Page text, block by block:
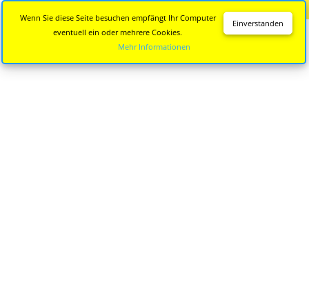
Einverstanden
Wenn Sie diese Seite besuchen empfängt Ihr Computer
eventuell ein oder mehrere Cookies.
Mehr Informationen